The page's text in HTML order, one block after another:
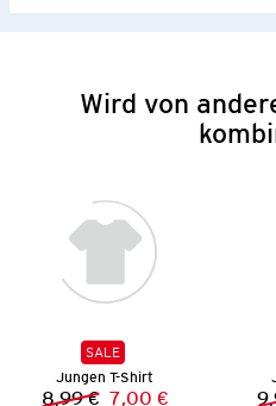
Wird von
SALE
Jungen T-Shirt
8,99 € 7,00 €